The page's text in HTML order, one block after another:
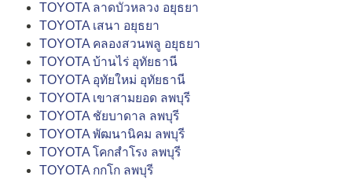
TOYOTA ลาดบัวหลวง อยุธยา
TOYOTA เสนา อยุธยา
TOYOTA คลองสวนพลู อยุธยา
TOYOTA บ้านไร่ อุทัยธานี
TOYOTA อุทัยใหม่ อุทัยธานี
TOYOTA เขาสามยอด ลพบุรี
TOYOTA ชัยบาดาล ลพบุรี
TOYOTA พัฒนานิคม ลพบุรี
TOYOTA โคกสำโรง ลพบุรี
TOYOTA กกโก ลพบุรี